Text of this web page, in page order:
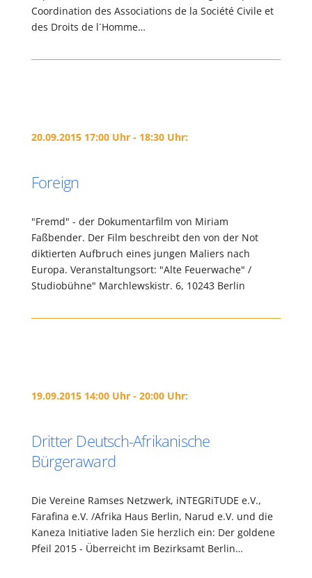
Coordination des Associations de la Société Civile et
des Droits de l´Homme…
20.09.2015 17:00 Uhr - 18:30 Uhr:
Foreign
"Fremd" - der Dokumentarfilm von Miriam
Faßbender. Der Film beschreibt den von der Not
diktierten Aufbruch eines jungen Maliers nach
Europa. Veranstaltungsort: "Alte Feuerwache" /
Studiobühne" Marchlewskistr. 6, 10243 Berlin
19.09.2015 14:00 Uhr - 20:00 Uhr:
Dritter Deutsch-Afrikanische
Bürgeraward
Die Vereine Ramses Netzwerk, iNTEGRiTUDE e.V.,
Farafina e.V. /Afrika Haus Berlin, Narud e.V. und die
Kaneza Initiative laden Sie herzlich ein: Der goldene
Pfeil 2015 - Überreicht im Bezirksamt Berlin…